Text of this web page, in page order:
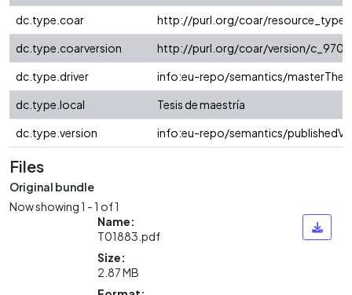
dc.type.coar
http://purl.org/coar/resource_type/
dc.type.coarversion
http://purl.org/coar/version/
dc.type.driver
info:eu-repo/semantics/
dc.type.local
Tesis de maestría
dc.type.version
info:eu-repo/semantics/
Files
Original bundle
Now showing1 - 1 of 1
Name:
T01883.pdf
Size:
2.87 MB